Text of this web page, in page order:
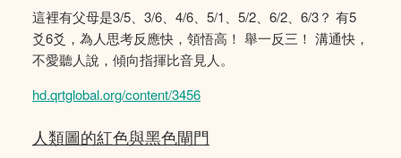
這裡有父母是3/5、3/6、4/6、5/1、5/2、6/2、6/3？ 有5
爻6爻，為人思考反應快，領悟高！ 舉一反三！ 溝通快，
不愛聽人說，傾向指揮比音見人。
hd.qrtglobal.org/content/3456
人類圖的紅色與黑色閘門